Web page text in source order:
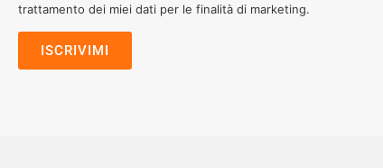
trattamento dei miei dati per le finalità di marketing.